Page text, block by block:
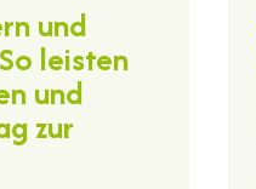
und
leisten
und
zur